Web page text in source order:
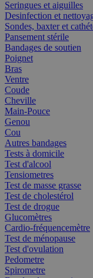
Seringues et aiguilles
Desinfection et
Sondes, baxter et
Pansement stérile
Bandages de soutien
Poignet
Bras
Ventre
Coude
Cheville
Main-Pouce
Genou
Cou
Autres bandages
Tests à domicile
Test d'alcool
Tensiometres
Test de masse grasse
Test de cholestérol
Test de drogue
Glucomètres
Cardio-fréquencemètre
Test de ménopause
Test d'ovulation
Pedometre
Spirometre